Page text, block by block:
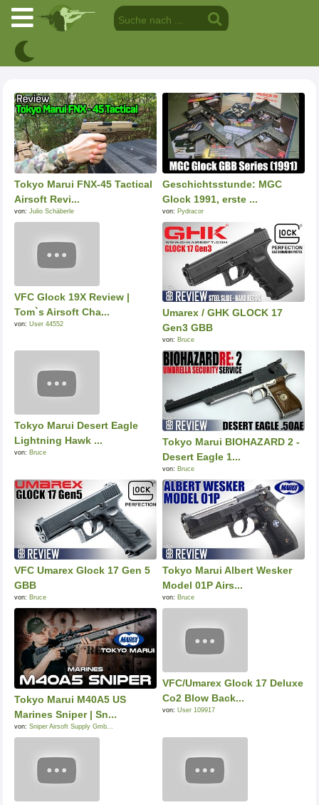
Tokyo Marui FNX-45 Tactical
Airsoft Revi...
von: Julio Schäberle
Geschichtsstunde: MGC
Glock 1991, erste ...
von: Pydracor
VFC Glock 19X Review |
Tom`s Airsoft Cha...
von: User 44552
Umarex / GHK GLOCK 17
Gen3 GBB
von: Bruce
Tokyo Marui Desert Eagle
Lightning Hawk ...
von: Bruce
Tokyo Marui BIOHAZARD 2 -
Desert Eagle 1...
von: Bruce
VFC Umarex Glock 17 Gen 5
GBB
von: Bruce
Tokyo Marui Albert Wesker
Model 01P Airs...
von: Bruce
Tokyo Marui M40A5 US
Marines Sniper | Sn...
von: Sniper Airsoft Supply Gmb...
VFC/Umarex Glock 17 Deluxe
Co2 Blow Back...
von: User 109917